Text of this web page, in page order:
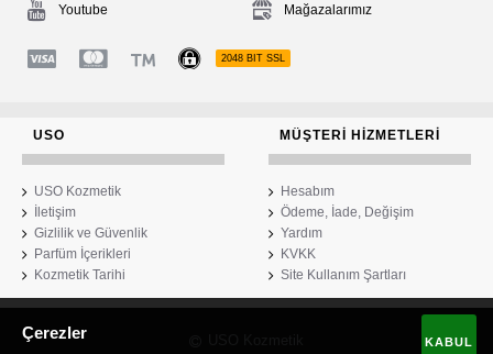
Youtube Mağazalarımız
2048 BIT SSL
USO
USO Kozmetik
İletişim
Gizlilik ve Güvenlik
Parfüm İçerikleri
Kozmetik Tarihi
MÜŞTERI HIZMETLERI
Hesabım
Ödeme, İade, Değişim
Yardım
KVKK
Site Kullanım Şartları
KABUL
Çerezler